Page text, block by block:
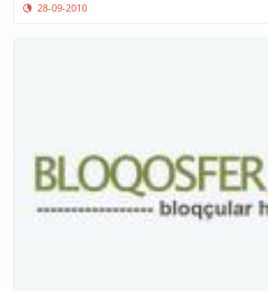
28-09-2010